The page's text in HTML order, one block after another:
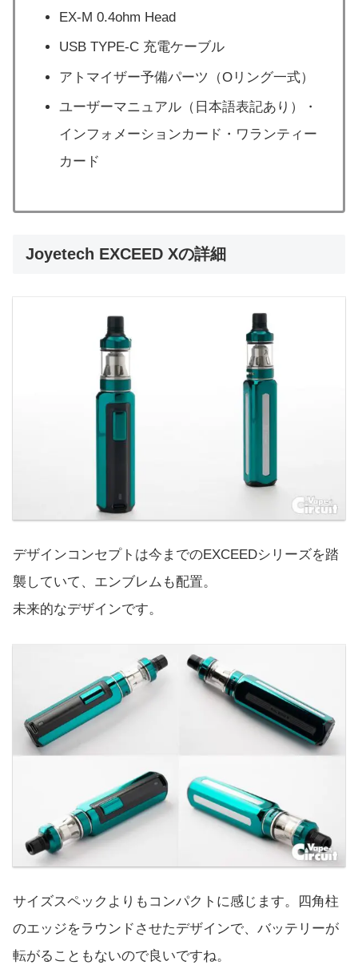
EX-M 0.4ohm Head
USB TYPE-C 充電ケーブル
アトマイザー予備パーツ（Oリング一式）
ユーザーマニュアル（日本語表記あり）・
インフォメーションカード・ワランティー
カード
Joyetech EXCEED Xの詳細
デザインコンセプトは今までのEXCEEDシリーズを踏
襲していて、エンブレムも配置。
未来的なデザインです。
サイズスペックよりもコンパクトに感じます。四角柱
のエッジをラウンドさせたデザインで、バッテリーが
転がることもないので良いですね。